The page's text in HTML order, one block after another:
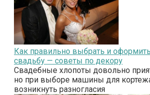
Как правильно выбрать и
свадьбу — советы по декору
Свадебные хлопоты довольно
но при выборе машины для
возникнуть разногласия